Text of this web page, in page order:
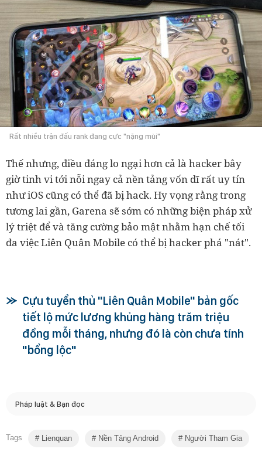
Rất nhiều trận đấu rank đang cực "nặng mùi"
Thế nhưng, điều đáng lo ngại hơn cả là hacker bây
giờ tinh vi tới nỗi ngay cả nền tảng vốn dĩ rất uy tín
như iOS cũng có thể đã bị hack. Hy vọng rằng trong
tương lai gần, Garena sẽ sớm có những biện pháp xử
lý triệt để và tăng cường bảo mật nhằm hạn chế tối
đa việc Liên Quân Mobile có thể bị hacker phá "nát".
Cựu tuyển thủ "Liên Quân Mobile" bản gốc
tiết lộ mức lương khủng hàng trăm triệu
đồng mỗi tháng, nhưng đó là còn chưa tính
"bổng lộc"
Pháp luật & Bạn đọc
Tags Lienquan Nền Tảng Android Người Tham Gia